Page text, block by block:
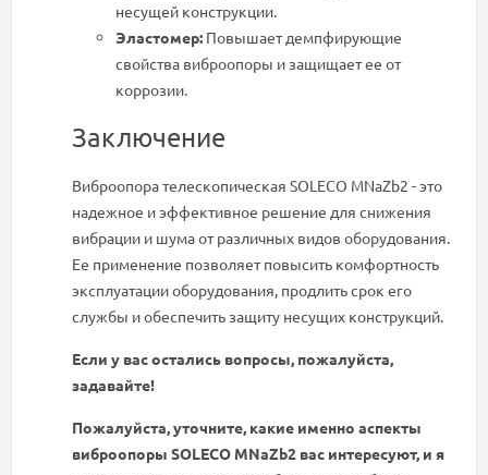
несущей конструкции.
Эластомер: Повышает демпфирующие
свойства виброопоры и защищает ее от
коррозии.
Заключение
Виброопора телескопическая SOLECO MNaZb2 - это
надежное и эффективное решение для снижения
вибрации и шума от различных видов оборудования.
Ее применение позволяет повысить комфортность
эксплуатации оборудования, продлить срок его
службы и обеспечить защиту несущих конструкций.
Если у вас остались вопросы, пожалуйста,
задавайте!
Пожалуйста, уточните, какие именно аспекты
виброопоры SOLECO MNaZb2 вас интересуют, и я